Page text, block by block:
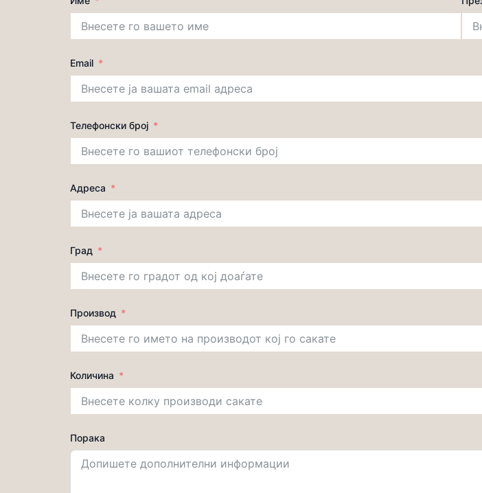
Email
Телефонски број
Адреса
Град
Производ
Количина
Порака